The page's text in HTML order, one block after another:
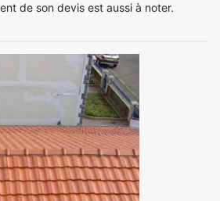
de son devis est aussi à noter.